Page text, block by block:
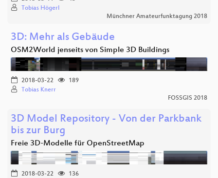
Tobias Högerl
Münchner Amateurfunktagung 2018
3D: Mehr als Gebäude
OSM2World jenseits von Simple 3D Buildings
2018-03-22
189
Tobias Knerr
FOSSGIS 2018
3D Model Repository - Von der Parkbank
bis zur Burg
Freie 3D-Modelle für OpenStreetMap
2018-03-22
136